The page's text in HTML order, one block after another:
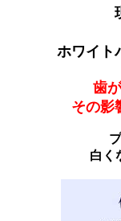
ホワイト
歯
その影
白く